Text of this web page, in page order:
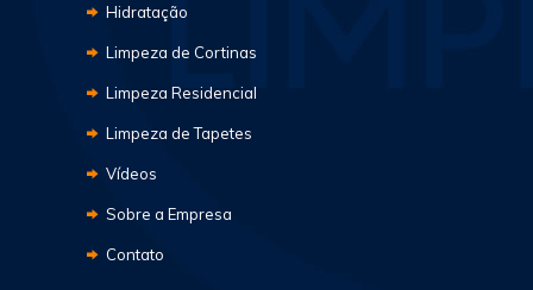
Hidratação
Limpeza de Cortinas
Limpeza Residencial
Limpeza de Tapetes
Vídeos
Sobre a Empresa
Contato